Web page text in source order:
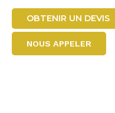
OBTENIR UN DEVIS
NOUS APPELER